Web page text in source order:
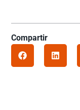
Compartir